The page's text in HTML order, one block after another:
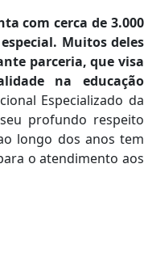
com cerca de 3.000
Muitos deles
parceria, que visa
na educação
Especializado da
profundo respeito
longo dos anos tem
o atendimento aos